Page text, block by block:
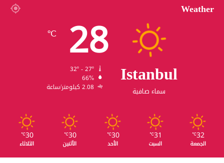
Weather
Istanbul
سماء صافية
28
℃
66%
2.08 كيلومتر/ساعة
32
℃
الجمعة
31
℃
السبت
30
℃
الأحد
30
℃
الأثنين
30
℃
الثلاثاء